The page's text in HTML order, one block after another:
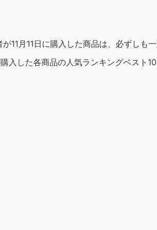
11月11日に購入した商品は、必ずしも
入した各商品の人気ランキングベスト10